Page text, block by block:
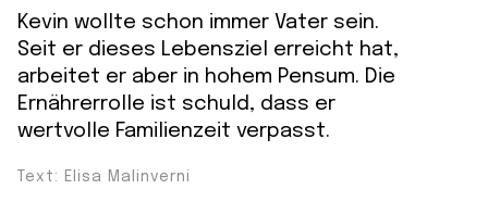
Kevin wollte schon immer Vater sein.
Seit er dieses Lebensziel erreicht hat,
arbeitet er aber in hohem Pensum. Die
Ernährerrolle ist schuld, dass er
wertvolle Familienzeit verpasst.
Text: Elisa Malinverni